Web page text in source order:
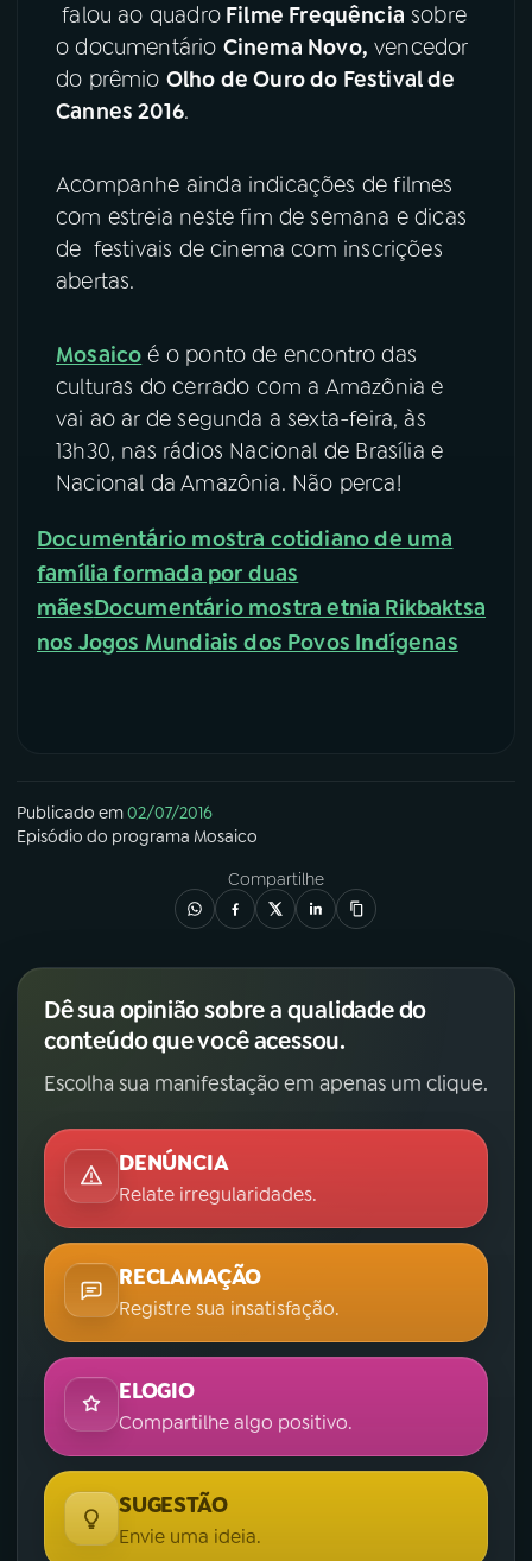
06VIDEOCASTS
FESTIVAL DE MÚSICA
YouTube Facebook
Instagram X
TikTok
falou ao quadroFilme Frequência sobre
o documentário Cinema Novo, vencedor
do prêmio Olho de Ouro do Festival de
Cannes 2016.
Acompanhe ainda indicações de filmes
com estreia neste fim de semana e dicas
de festivais de cinema com inscrições
abertas.
Mosaico é o ponto de encontro das
culturas do cerrado com a Amazônia e
vai ao ar de segunda a sexta-feira, às
13h30, nas rádios Nacional de Brasília e
Nacional da Amazônia. Não perca!
Documentário mostra cotidiano de uma
família formada por duas
mãesDocumentário mostra etnia Rikbaktsa
nos Jogos Mundiais dos Povos Indígenas
Publicado em02/07/2016
Episódio do programa Mosaico
Compartilhe
Dê sua opinião sobre a qualidade do
conteúdo que você acessou.
Escolha sua manifestação em apenas um clique.
DENÚNCIA
Relate irregularidades.
RECLAMAÇÃO
Registre sua insatisfação.
ELOGIO
Compartilhe algo positivo.
SUGESTÃO
Envie uma ideia.